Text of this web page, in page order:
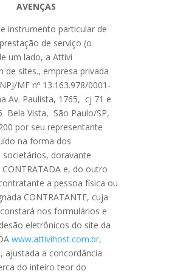
AVENÇAS
instrumento particular de
de serviço (o
um lado, a Attivi
de sites., empresa privada
MF nº 13.163.978/0001-
Av. Paulista, 1765, cj 71 e
Bela Vista, São Paulo/SP,
por seu representante
na forma dos
doravante
e, do outro
a pessoa física ou
CONTRATANTE, cuja
nos formulários e
eletrônicos do site da
www.attivihost.com.br,
ajustada a concordância
do inteiro teor do